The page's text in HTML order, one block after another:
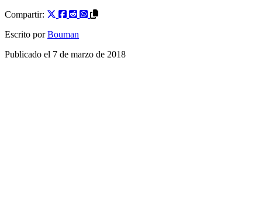
Compartir:
Escrito por Bouman
Publicado el 7 de marzo de 2018